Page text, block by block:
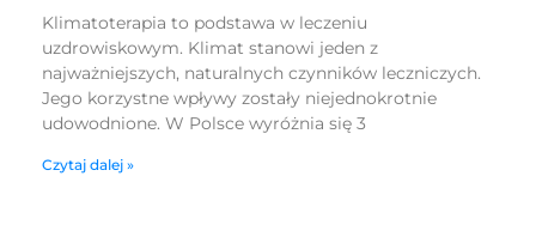
Klimatoterapia to podstawa w leczeniu
uzdrowiskowym. Klimat stanowi jeden z
najważniejszych, naturalnych czynników leczniczych.
Jego korzystne wpływy zostały niejednokrotnie
udowodnione. W Polsce wyróżnia się 3
Czytaj dalej »